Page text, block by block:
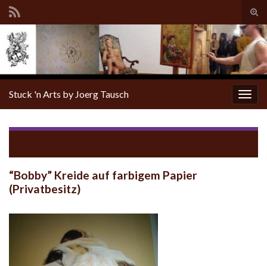
Stuck 'n Arts by Joerg Tausch
“Bobby” Kreide auf farbigem Papier
(Privatbesitz)